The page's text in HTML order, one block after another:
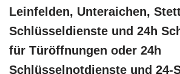
Leinfelden, Unteraichen,
Schlüsseldienste und 24h
für Türöffnungen oder 24h
Schlüsselnotdienste und 24-